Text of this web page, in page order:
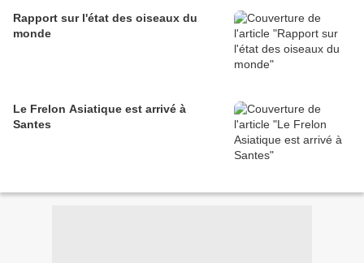
Rapport sur l'état des oiseaux du
monde
Le Frelon Asiatique est arrivé à
Santes